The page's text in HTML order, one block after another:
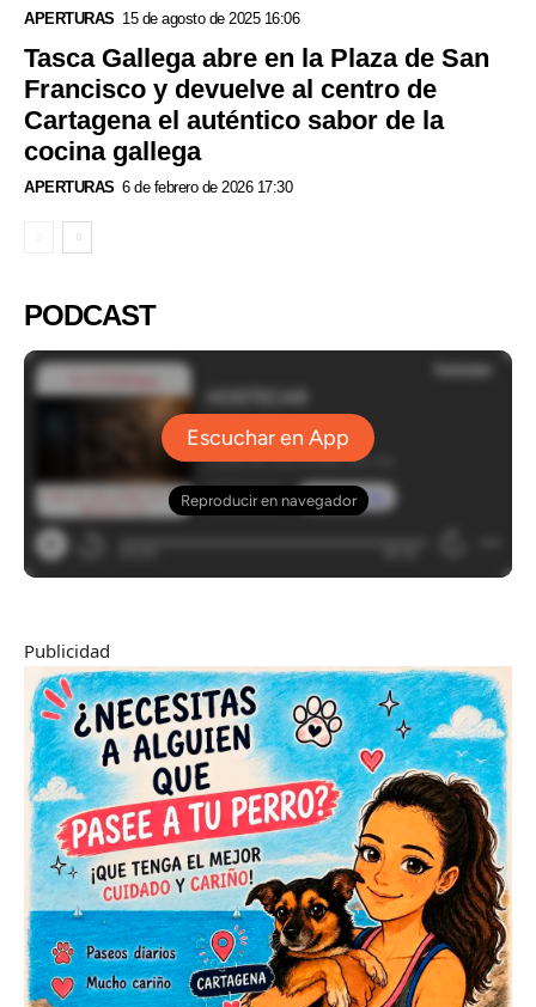
APERTURAS 15 de agosto de 2025 16:06
Tasca Gallega abre en la Plaza de San
Francisco y devuelve al centro de
Cartagena el auténtico sabor de la
cocina gallega
APERTURAS 6 de febrero de 2026 17:30
PODCAST
Publicidad